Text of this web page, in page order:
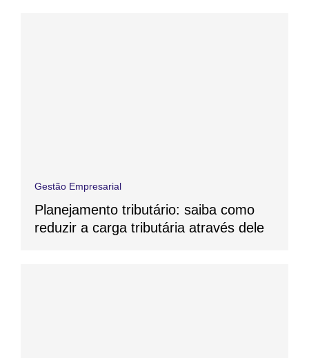
Gestão Empresarial
Planejamento tributário: saiba como
reduzir a carga tributária através dele